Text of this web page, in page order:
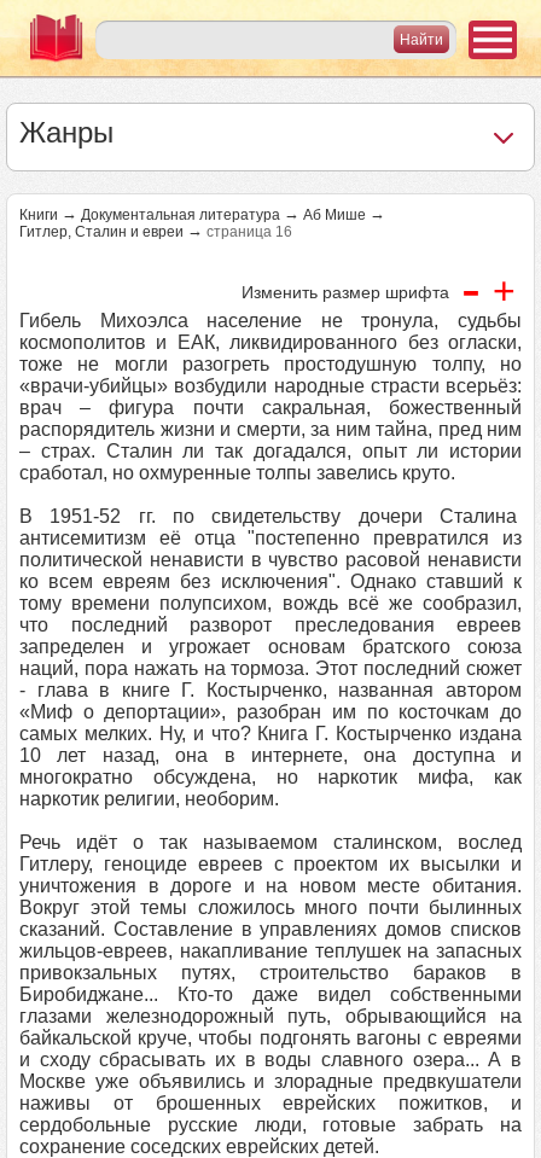
Жанры
Книги → Документальная литература → Аб Мише →
Гитлер, Сталин и евреи → страница 16
Изменить размер шрифта - +
Гибель Михоэлса население не тронула, судьбы
космополитов и ЕАК, ликвидированного без огласки,
тоже не могли разогреть простодушную толпу, но
«врачи-убийцы» возбудили народные страсти всерьёз:
врач – фигура почти сакральная, божественный
распорядитель жизни и смерти, за ним тайна, пред ним
– страх. Сталин ли так догадался, опыт ли истории
сработал, но охмуренные толпы завелись круто.
В 1951-52 гг. по свидетельству дочери Сталина
антисемитизм её отца "постепенно превратился из
политической ненависти в чувство расовой ненависти
ко всем евреям без исключения". Однако ставший к
тому времени полупсихом, вождь всё же сообразил,
что последний разворот преследования евреев
запределен и угрожает основам братского союза
наций, пора нажать на тормоза. Этот последний сюжет
- глава в книге Г. Костырченко, названная автором
«Миф о депортации», разобран им по косточкам до
самых мелких. Ну, и что? Книга Г. Костырченко издана
10 лет назад, она в интернете, она доступна и
многократно обсуждена, но наркотик мифа, как
наркотик религии, необорим.
Речь идёт о так называемом сталинском, вослед
Гитлеру, геноциде евреев с проектом их высылки и
уничтожения в дороге и на новом месте обитания.
Вокруг этой темы сложилось много почти былинных
сказаний. Составление в управлениях домов списков
жильцов-евреев, накапливание теплушек на запасных
привокзальных путях, строительство бараков в
Биробиджане... Кто-то даже видел собственными
глазами железнодорожный путь, обрывающийся на
байкальской круче, чтобы подгонять вагоны с евреями
и сходу сбрасывать их в воды славного озера... А в
Москве уже объявились и злорадные предвкушатели
наживы от брошенных еврейских пожитков, и
сердобольные русские люди, готовые забрать на
сохранение соседских еврейских детей.